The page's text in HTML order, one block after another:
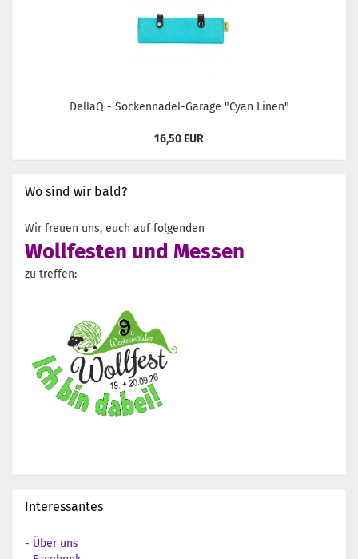
DellaQ - Sockennadel-Garage "Cyan Linen"
16,50 EUR
Wo sind wir bald?
Wir freuen uns, euch auf folgenden
Wollfesten und Messen
zu treffen:
Interessantes
- Über uns